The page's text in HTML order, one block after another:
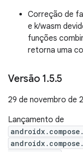
Correção de
e k/wasm
funções
retorna uma
Versão 1.5.5
29 de novembro de
Lançamento de